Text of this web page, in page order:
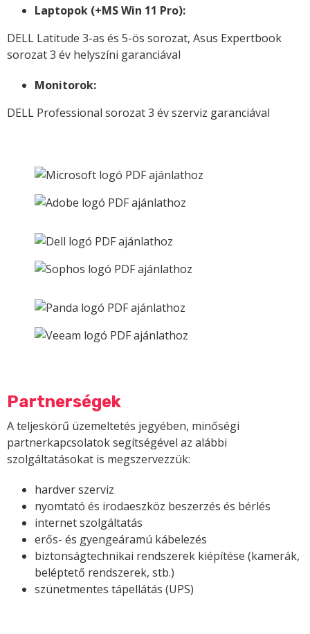
Laptopok (+MS Win 11 Pro):
DELL Latitude 3-as és 5-ös sorozat, Asus Expertbook
sorozat 3 év helyszíni garanciával
Monitorok:
DELL Professional sorozat 3 év szerviz garanciával
Partnerségek
A teljeskörű üzemeltetés jegyében, minőségi
partnerkapcsolatok segítségével az alábbi
szolgáltatásokat is megszervezzük:
hardver szerviz
nyomtató és irodaeszköz beszerzés és bérlés
internet szolgáltatás
erős- és gyengeáramú kábelezés
biztonságtechnikai rendszerek kiépítése (kamerák,
beléptető rendszerek, stb.)
szünetmentes tápellátás (UPS)